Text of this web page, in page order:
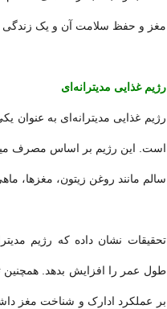
مغز و حفظ سلامت آن و یک زندگی
رژیم غذایی مدیترانه‌ای
رژیم غذایی مدیترانه‌ای به عنوان
است. این رژیم بر اساس مصرف
سالم مانند روغن زیتون، مغزها،
تحقیقات نشان داده که رژیم
طول عمر را افزایش بدهد. همچنین
بر عملکرد ادارک و شناخت مغز